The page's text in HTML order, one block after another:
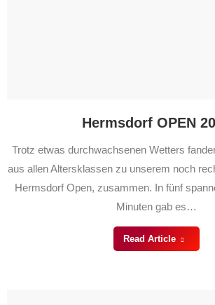
Hermsdorf OPEN
Trotz etwas durchwachsenen Wetters
aus allen Altersklassen zu unserem noch
Hermsdorf Open, zusammen. In fünf
Minuten gab es…
Read Article